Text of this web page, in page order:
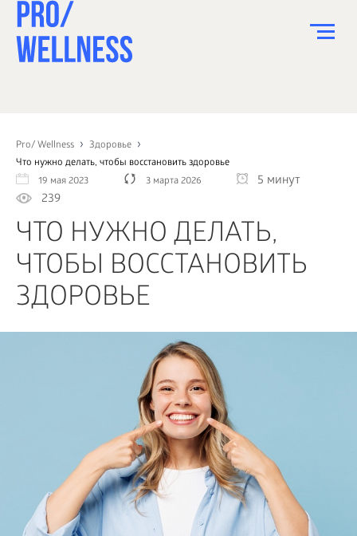
Pro/ Wellness
Здоровье
Что нужно делать, чтобы восстановить здоровье
19 мая 2023
3 марта 2026
5 минут
239
ЧТО НУЖНО ДЕЛАТЬ,
ЧТОБЫ ВОССТАНОВИТЬ
ЗДОРОВЬЕ
СПОРТ
ЗДОРОВЬЕ
КРАСОТА
ПСИХОЛОГИЯ
ДЕТИ
ДОМ
КАК?